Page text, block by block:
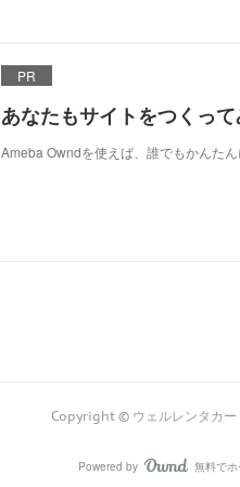
PR
あなたもサイトをつくっ
Ameba Owndを使えば、誰でもかんた
Copyright © ウェルレンタカ
Powered by 無料で